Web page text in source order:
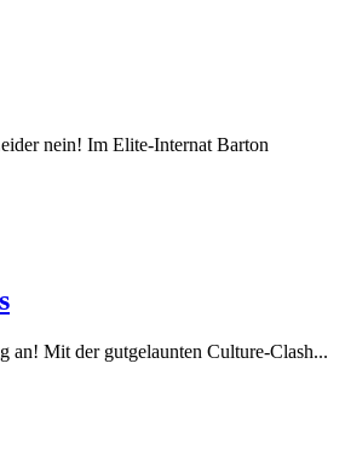
nein! Im Elite-Internat Barton
an! Mit der gutgelaunten Culture-Clash...